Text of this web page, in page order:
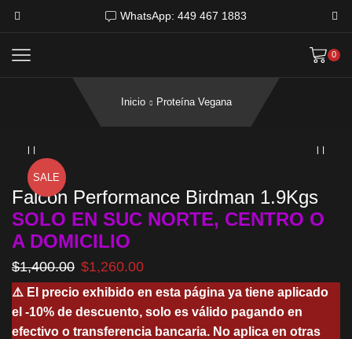
WhatsApp: 449 467 1883
0
Inicio Proteína Vegana
SALE
Falcon Performance Birdman 1.9Kgs
SOLO EN SUC NORTE, CENTRO O
A DOMICILIO
$1,400.00 El
precio
original
era:
$1,400.00.
$1,260.00El
precio
actual
es:
$1,260.00.
⚠️ El precio exhibido en esta página ya tiene aplicado
el -10% de descuento, solo es válido pagando en
efectivo o transferencia bancaria. No aplica en otras